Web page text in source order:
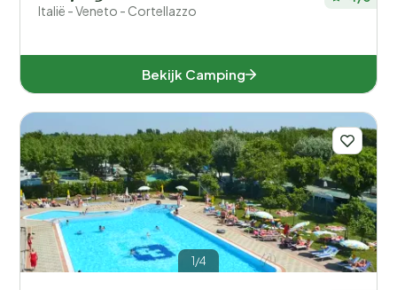
Italië - Veneto - Cortellazzo
Bekijk Camping
1/4